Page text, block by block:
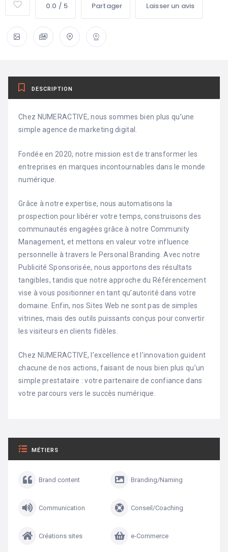
0.0 / 5 Partager Laisser un avis
DESCRIPTION
Chez NUMERACTIVE, nous sommes bien plus qu’une
simple agence de marketing digital.
Fondée en 2020, notre mission est de transformer les
entreprises en marques incontournables dans le monde
numérique.
Grâce à notre expertise, nous automatisons la
prospection pour libérer votre temps, construisons des
communautés engagées grâce à notre Community
Management, et mettons en valeur votre influence
personnelle à travers le Personal Branding. Avec notre
Publicité Sponsorisée, nous apportons des résultats
tangibles, tandis que notre approche du Référencement
vise à vous positionner en tant qu’autorité dans votre
domaine. Enfin, nos Sites Web ne sont pas de simples
vitrines, mais des outils puissants conçus pour convertir
les visiteurs en clients fidèles.
Chez NUMERACTIVE, l’excellence et l’innovation guident
chacune de nos actions, faisant de nous bien plus qu’un
simple prestataire : votre partenaire de confiance dans
votre parcours vers le succès numérique.
MÉTIERS
Brand content Branding/Naming
Communication Conseil/Coaching
Créations sites e-Commerce